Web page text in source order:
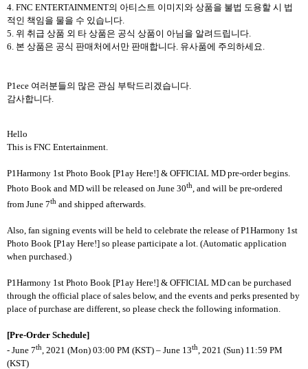
4. FNC ENTERTAINMENT의 아티스트 이미지와 상품을 불법 도용할 시 법
적인 책임을 물을 수 있습니다.
5. 위 취급 상품 외 타 상품은 공식 상품이 아님을 알려드립니다.
6. 본 상품은 공식 판매처에서만 판매합니다. 유사품에 주의하세요.
P1ece 여러분들의 많은 관심 부탁드리겠습니다.
감사합니다.
Hello
This is FNC Entertainment.
P1Harmony 1st Photo Book [P1ay Here!] & OFFICIAL MD pre-order begins.
Photo Book and MD will be released on June 30th, and will be pre-ordered
from June 7th and shipped afterwards.
Also, fan signing events will be held to celebrate the release of P1Harmony 1st
Photo Book [P1ay Here!] so please participate a lot. (Automatic application
when purchased.)
P1Harmony 1st Photo Book [P1ay Here!] & OFFICIAL MD can be purchased
through the official place of sales below, and the events and perks presented by
place of purchase are different, so please check the following information.
[Pre-Order Schedule]
- June 7th , 2021 (Mon) 03:00 PM (KST) – June 13th , 2021 (Sun) 11:59 PM
(KST)